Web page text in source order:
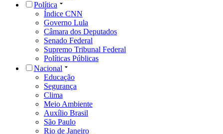
Política
Índice CNN
Governo Lula
Câmara dos Deputados
Senado Federal
Supremo Tribunal Federal
Políticas Públicas
Nacional
Educação
Segurança
Clima
Meio Ambiente
Auxílio Brasil
São Paulo
Rio de Janeiro